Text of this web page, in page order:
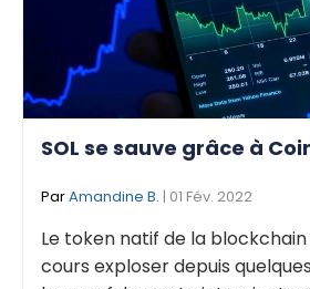
SOL se sauve grâce à
ParAmandine B. | 01 Fév. 2022
Le token natif de la
cours exploser depuis